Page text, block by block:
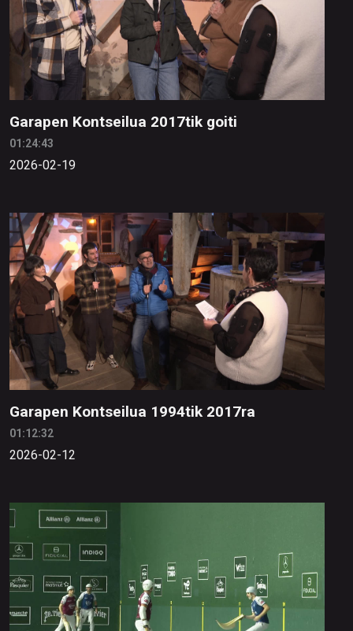
Garapen Kontseilua 2017tik goiti
01:24:43
2026-02-19
Garapen Kontseilua 1994tik 2017ra
01:12:32
2026-02-12